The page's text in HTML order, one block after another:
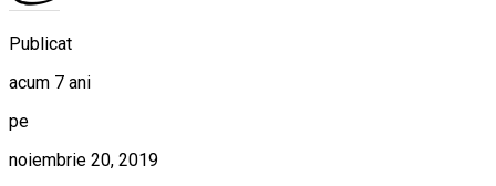
Publicat
acum 7 ani
pe
noiembrie 20, 2019